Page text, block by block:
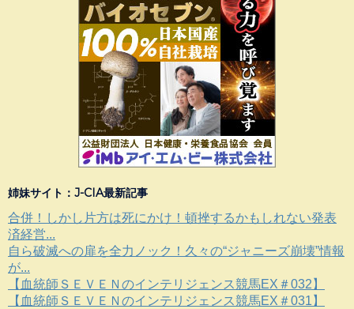
姉妹サイト：J-CIA最新記事
合併！しかし片方は死にかけ！頓挫するかもしれない発表
済経営...
自ら破滅への扉を全力ノック！久々の“ジャニーズ崩壊”情報
が...
【血統師ＳＥＶＥＮのインテリジェンス競馬EX＃032】
【血統師ＳＥＶＥＮのインテリジェンス競馬EX＃031】